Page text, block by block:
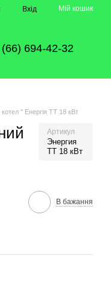
Вхід Мій кошик
694-42-32
" Енергія ТТ 18 кВт
Артикул
Энергия
ТТ 18 кВт
В бажання